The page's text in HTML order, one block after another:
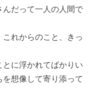
んだって一人の人間で
これからのこと、きっ
とに浮かれてばかりい
想像して寄り添って